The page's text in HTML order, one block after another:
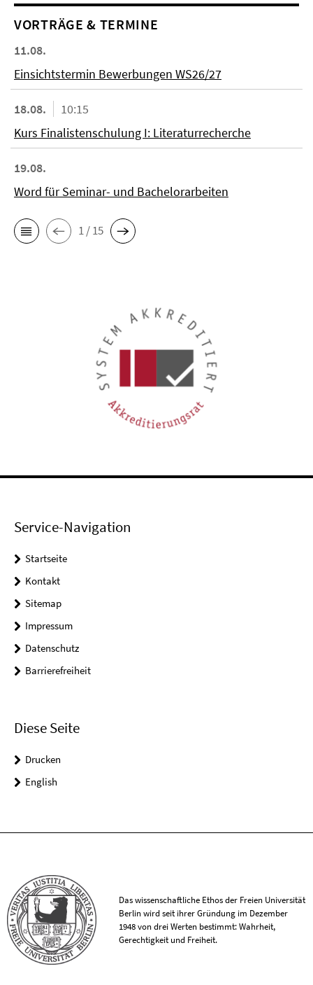
VORTRÄGE & TERMINE
11.08.
Einsichtstermin Bewerbungen WS26/27
18.08.
10:15
Kurs Finalistenschulung I: Literaturrecherche
19.08.
Word für Seminar- und Bachelorarbeiten
1 / 15
Service-Navigation
Startseite
Kontakt
Sitemap
Impressum
Datenschutz
Barrierefreiheit
Diese Seite
Drucken
English
Das wissenschaftliche Ethos der Freien Universität
Berlin wird seit ihrer Gründung im Dezember
1948 von drei Werten bestimmt: Wahrheit,
Gerechtigkeit und Freiheit.